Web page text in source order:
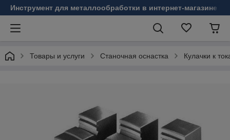
Инструмент для металлообработки в интернет-магазине
Товары и услуги Станочная оснастка Кулачки к